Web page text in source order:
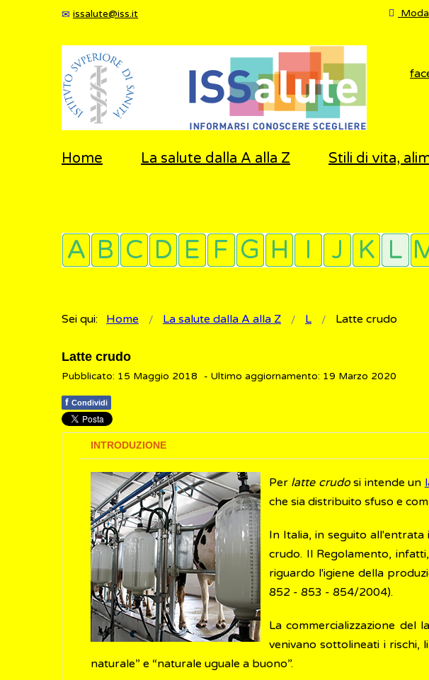
issalute@iss.it
Home La salute dalla A alla Z Stili di vita,
Sei qui: Home La salute dalla A alla Z L Latte crudo
Latte crudo
Pubblicato: 15 Maggio 2018 - Ultimo aggiornamento: 19 Marzo 2020
f Condividi
INTRODUZIONE
Per latte crudosi intende un
che sia distribuito sfuso e
In Italia, in seguito
crudo. Il Regolamento,
riguardo l'igiene della
852 - 853 - 854/2004).
La commercializzazione del
venivano sottolineati i rischi,
naturale” e “naturale uguale a buono”.